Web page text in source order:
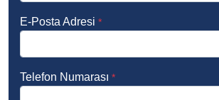
E-Posta Adresi *
Telefon Numarası *